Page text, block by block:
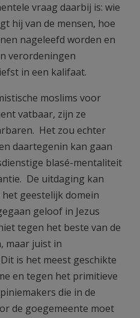
vraag daarbij is: wie
hij van de mensen, hoe
nageleefd worden en
verordeningen
in een kalifaat.
moslims voor
vatbaar, zijn ze
Het zou echter
daartegenin kan gaan
blasé-mentaliteit
De uitdaging kan
geestelijk domein
geloof in Jezus
tegen het beste van de
maar juist in
is het meest geschikte
en tegen het primitieve
die in de
de goegemeente moet